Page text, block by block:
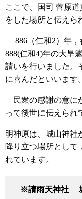
ここで、国司 菅原
をした場所と伝えら
886（仁和2）年，
888(仁和4)年の大旱
請いを行いました。
に喜んだといいます。
民衆の感謝の意に
って後世に伝えられ
明神原は、城山神社
降り立つ場所として
れています。
※請雨天神社 城